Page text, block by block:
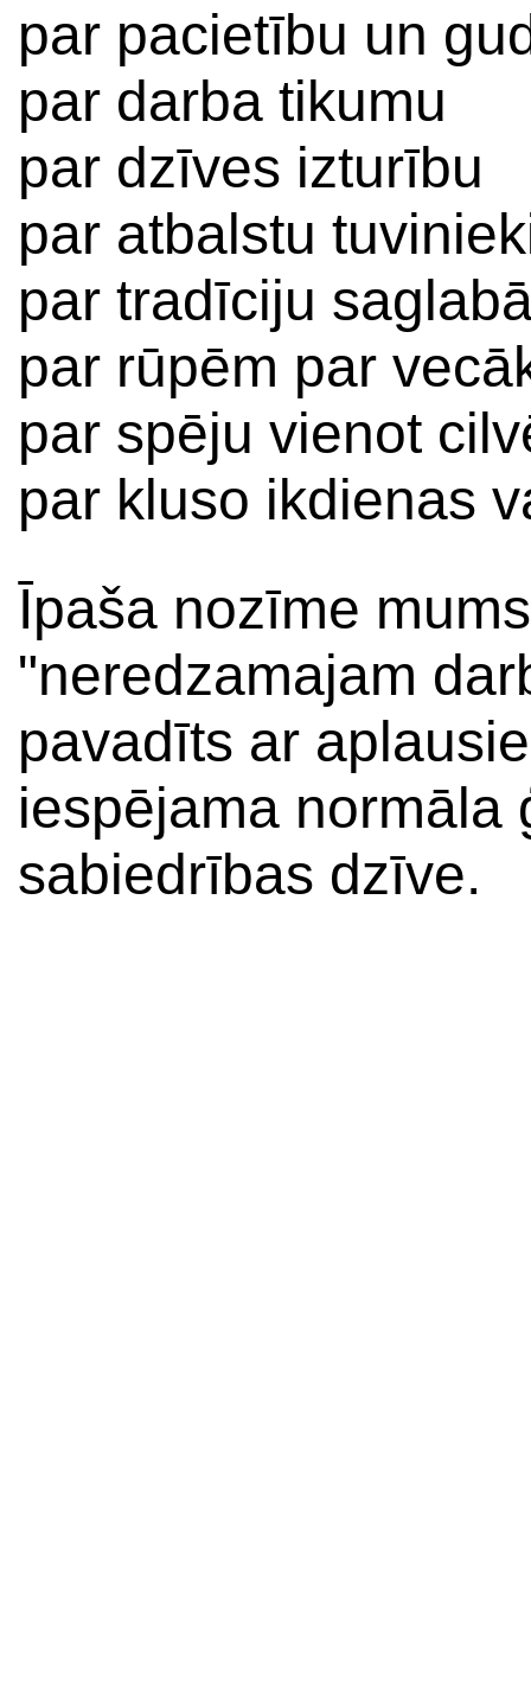
par pacietību un
par darba tikumu
par dzīves izturību
par atbalstu
par tradīciju
par rūpēm par
par spēju vienot
par kluso ikdienas
Īpaša nozīme
"neredzamajam
pavadīts ar
iespējama normāla
sabiedrības dzīve.